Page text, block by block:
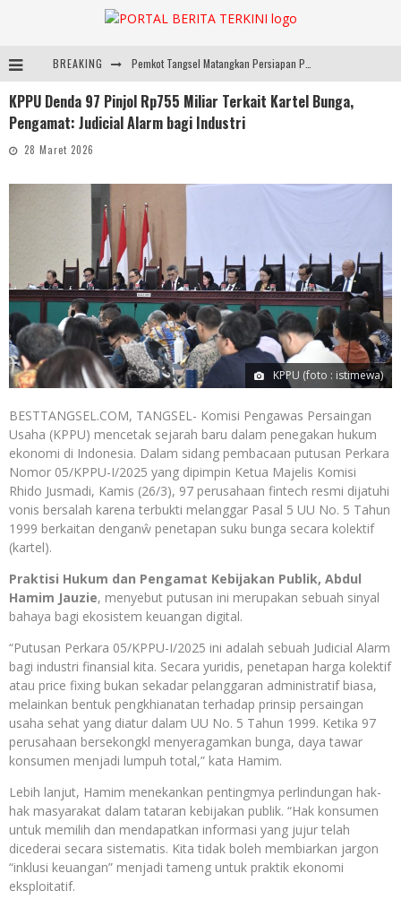
BREAKING
ARYADUTA Lippo Village Ajak Keluarga Rayakan HAN 2026 Lewat Family Photo Walk Bersama Kanca Kids dan Boylagi
KPPU Denda 97 Pinjol Rp755 Miliar Terkait Kartel Bunga,
Pengamat: Judicial Alarm bagi Industri
28 Maret 2026
KPPU (foto : istimewa)
BESTTANGSEL.COM, TANGSEL- Komisi Pengawas Persaingan
Usaha (KPPU) mencetak sejarah baru dalam penegakan hukum
ekonomi di Indonesia. Dalam sidang pembacaan putusan Perkara
Nomor 05/KPPU-I/2025 yang dipimpin Ketua Majelis Komisi
Rhido Jusmadi, Kamis (26/3), 97 perusahaan fintech resmi dijatuhi
vonis bersalah karena terbukti melanggar Pasal 5 UU No. 5 Tahun
1999 berkaitan denganŵ penetapan suku bunga secara kolektif
(kartel).
Praktisi Hukum dan Pengamat Kebijakan Publik, Abdul
Hamim Jauzie, menyebut putusan ini merupakan sebuah sinyal
bahaya bagi ekosistem keuangan digital.
“Putusan Perkara 05/KPPU-I/2025 ini adalah sebuah Judicial Alarm
bagi industri finansial kita. Secara yuridis, penetapan harga kolektif
atau price fixing bukan sekadar pelanggaran administratif biasa,
melainkan bentuk pengkhianatan terhadap prinsip persaingan
usaha sehat yang diatur dalam UU No. 5 Tahun 1999. Ketika 97
perusahaan bersekongkl menyeragamkan bunga, daya tawar
konsumen menjadi lumpuh total,” kata Hamim.
Lebih lanjut, Hamim menekankan pentingmya perlindungan hak-
hak masyarakat dalam tataran kebijakan publik. “Hak konsumen
untuk memilih dan mendapatkan informasi yang jujur telah
dicederai secara sistematis. Kita tidak boleh membiarkan jargon
“inklusi keuangan” menjadi tameng untuk praktik ekonomi
eksploitatif.